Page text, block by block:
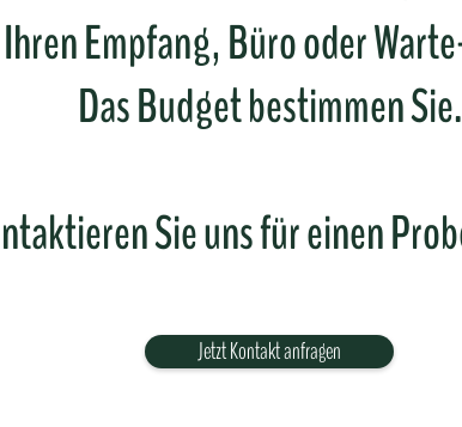
Empfang, Büro oder
Das Budget bestimmen Sie.
Sie uns für einen
Jetzt Kontakt anfragen